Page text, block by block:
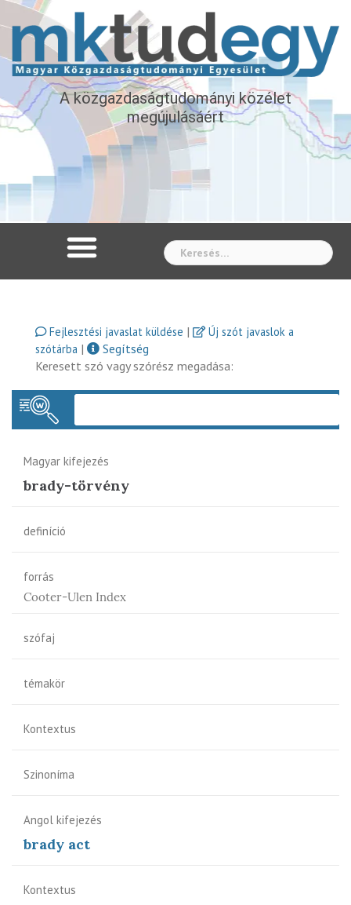
A közgazdaságtudományi közélet
megújulásáért
Fejlesztési javaslat küldése |
Új szót javaslok a
szótárba |
Segítség
Keresett szó vagy szórész megadása:
Magyar kifejezés
brady-törvény
definíció
forrás
Cooter-Ulen Index
szófaj
témakör
Kontextus
Szinoníma
Angol kifejezés
brady act
Kontextus